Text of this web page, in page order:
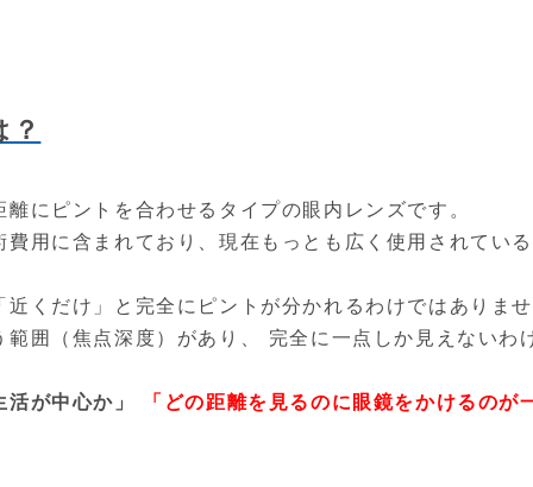
にピントを合わせるタイプの眼内レンズです。
用に含まれており、現在もっとも広く使用されてい
くだけ」と完全にピントが分かれるわけではありま
囲（焦点深度）があり、 完全に一点しか見えないわ
が中心か」 「どの距離を見るのに眼鏡をかけるのが